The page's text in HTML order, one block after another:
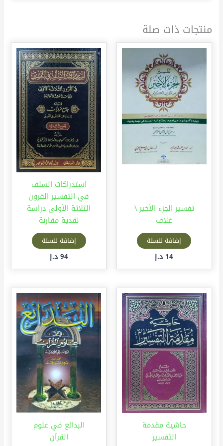
منتجات ذات صلة
تفسير الجزء الأخير \
غلاف
إضافة للسلة
14 د.إ
استدراكات السلف
في التفسير القرون
الثلاثة الأولى دراسة
نقدية مقارنة
إضافة للسلة
94 د.إ
حاشية مقدمة
التفسير
البدائع في علوم
القرآن